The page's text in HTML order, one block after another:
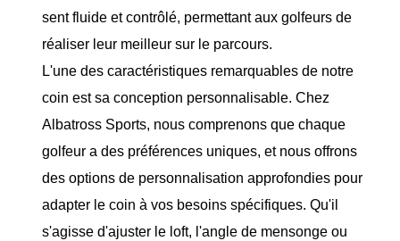
sent fluide et contrôlé, permettant aux golfeurs de
réaliser leur meilleur sur le parcours.
L'une des caractéristiques remarquables de notre
coin est sa conception personnalisable. Chez
Albatross Sports, nous comprenons que chaque
golfeur a des préférences uniques, et nous offrons
des options de personnalisation approfondies pour
adapter le coin à vos besoins spécifiques. Qu'il
s'agisse d'ajuster le loft, l'angle de mensonge ou